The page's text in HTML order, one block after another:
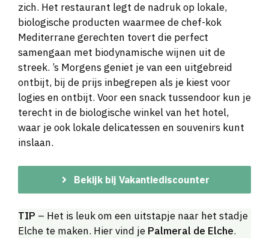
zich. Het restaurant legt de nadruk op lokale,
biologische producten waarmee de chef-kok
Mediterrane gerechten tovert die perfect
samengaan met biodynamische wijnen uit de
streek. ’s Morgens geniet je van een uitgebreid
ontbijt, bij de prijs inbegrepen als je kiest voor
logies en ontbijt. Voor een snack tussendoor kun je
terecht in de biologische winkel van het hotel,
waar je ook lokale delicatessen en souvenirs kunt
inslaan.
Bekijk bij Vakantiediscounter
TIP – Het is leuk om een uitstapje naar het stadje
Elche te maken. Hier vind je Palmeral de Elche.